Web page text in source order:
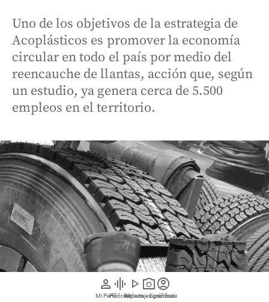
person
Mi Perfil
graphic_eq
Pódcast
play_arrow
Videos
photo_camera
Reportajes gráficos
account_circle
Suscríbete
Uno de los objetivos de la estrategia de
Acoplásticos es promover la economía
circular en todo el país por medio del
reencauche de llantas, acción que, según
un estudio, ya genera cerca de 5.500
empleos en el territorio.